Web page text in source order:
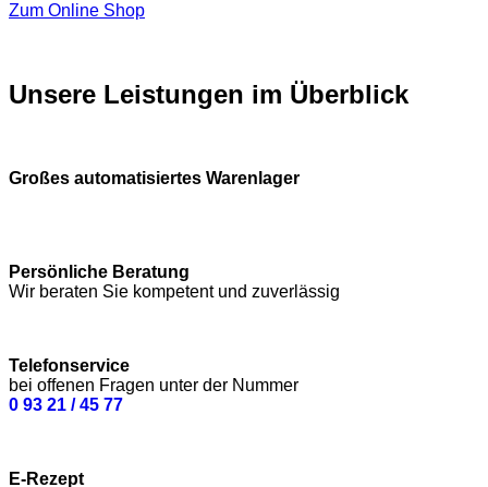
Zum Online Shop
Unsere Leistungen im Überblick
Großes automatisiertes Warenlager
Persönliche Beratung
Wir beraten Sie kompetent und zuverlässig
Telefonservice
bei offenen Fragen unter der Nummer
0 93 21 / 45 77
E-Rezept